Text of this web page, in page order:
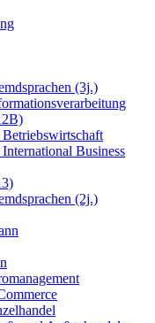
(3j.)
Business
(2j.)